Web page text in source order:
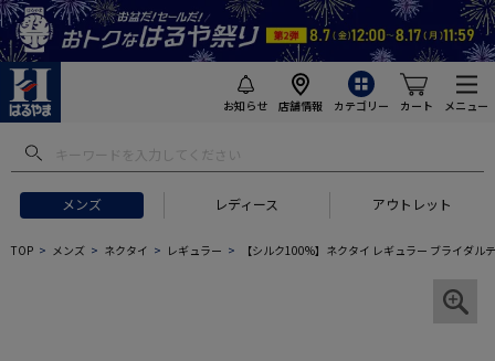
お知らせ 店舗情報 カテゴリー カート メニュー
メンズ レディース アウトレット
TOP メンズ ネクタイ レギュラー 【シルク100%】ネクタイ レギュラー ブライダ